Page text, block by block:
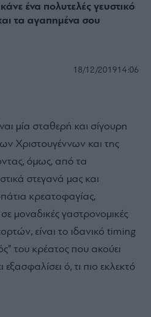
ένα πολυτελές γευστικό
τα αγαπημένα σου
18/12/201914:06
μία σταθερή και σίγουρη
Χριστουγέννων και της
όμως, από τα
στεγανά μας και
κρεατοφαγίας,
μοναδικές γαστρονομικές
είναι το ιδανικό timing
του κρέατος που ακούει
ό, τι πιο εκλεκτό